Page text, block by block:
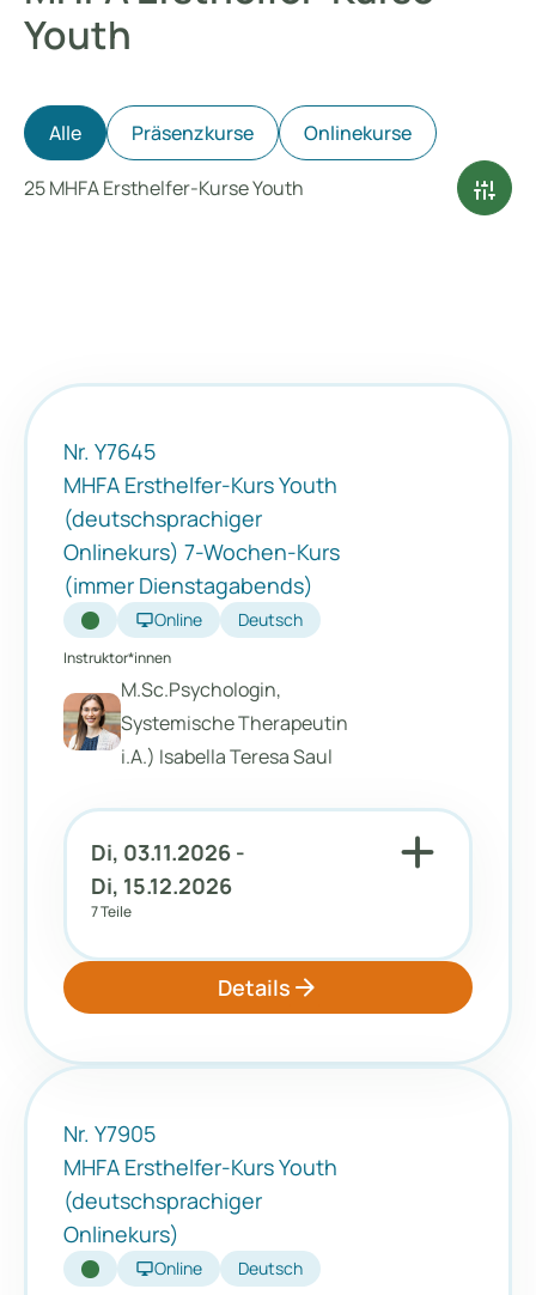
Youth
Alle Präsenzkurse Onlinekurse
25 MHFA Ersthelfer-Kurse Youth instant_mix
Nr. Y7645
MHFA Ersthelfer-Kurs Youth
(deutschsprachiger
Onlinekurs) 7-Wochen-Kurs
(immer Dienstagabends)
desktop_windowsOnline Deutsch
Instruktor*innen
M.Sc.Psychologin,
Systemische Therapeutin
i.A.) Isabella Teresa Saul
Di, 03.11.2026 -
Di, 15.12.2026
7 Teile
add
Details arrow_forward
Nr. Y7905
MHFA Ersthelfer-Kurs Youth
(deutschsprachiger
Onlinekurs)
desktop_windowsOnline Deutsch